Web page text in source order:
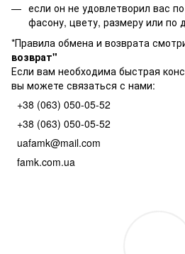
если он не удовлетворил вас
фасону, цвету, размеру или по
*Правила обмена и возврата
возврат"
Если вам необходима быстрая
вы можете связаться с нами:
+38 (063) 050-05-52
+38 (063) 050-05-52
uafamk@mail.com
famk.com.ua